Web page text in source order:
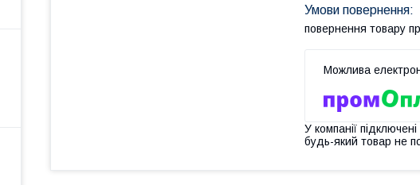
повернення товару
У компанії
будь-який товар не